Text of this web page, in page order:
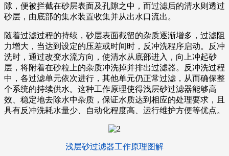
隙，便被拦截在砂层表面及孔隙之中，而过滤后的清水则透过
砂层，由底部的集水装置收集并从出水口流出。
随着过滤过程的持续，砂层表面截留的杂质逐渐增多，过滤阻
力增大，当达到设定的压差或时间时，反冲洗程序启动。反冲
洗时，通过改变水流方向，使清水从底部进入，向上冲起砂
层，将附着在砂粒上的杂质冲洗掉并排出过滤器。反冲洗过程
中，各过滤单元依次进行，其他单元仍正常过滤，从而确保整
个系统的持续供水。这种工作原理使得浅层砂过滤器能够高
效、稳定地去除水中杂质，保证水质达到相应的处理要求，且
具有反冲洗耗水量少、自动化程度高、运行维护方便等优点。
浅层砂过滤器工作原理图解